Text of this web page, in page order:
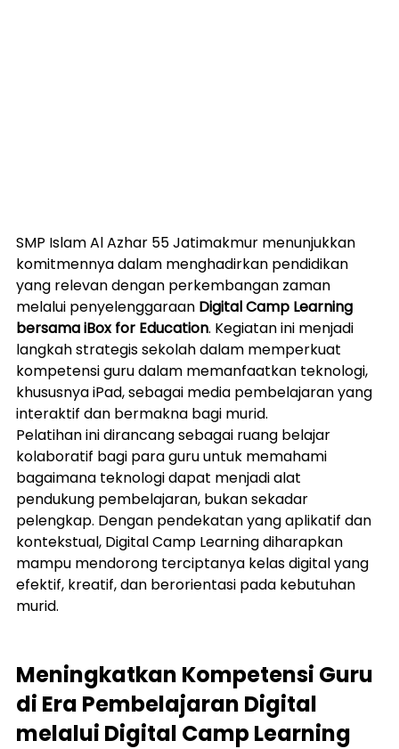
SMP Islam Al Azhar 55 Jatimakmur menunjukkan
komitmennya dalam menghadirkan pendidikan
yang relevan dengan perkembangan zaman
melalui penyelenggaraan Digital Camp Learning
bersama iBox for Education. Kegiatan ini menjadi
langkah strategis sekolah dalam memperkuat
kompetensi guru dalam memanfaatkan teknologi,
khususnya iPad, sebagai media pembelajaran yang
interaktif dan bermakna bagi murid.
Pelatihan ini dirancang sebagai ruang belajar
kolaboratif bagi para guru untuk memahami
bagaimana teknologi dapat menjadi alat
pendukung pembelajaran, bukan sekadar
pelengkap. Dengan pendekatan yang aplikatif dan
kontekstual, Digital Camp Learning diharapkan
mampu mendorong terciptanya kelas digital yang
efektif, kreatif, dan berorientasi pada kebutuhan
murid.
Meningkatkan Kompetensi Guru
di Era Pembelajaran Digital
melalui Digital Camp Learning